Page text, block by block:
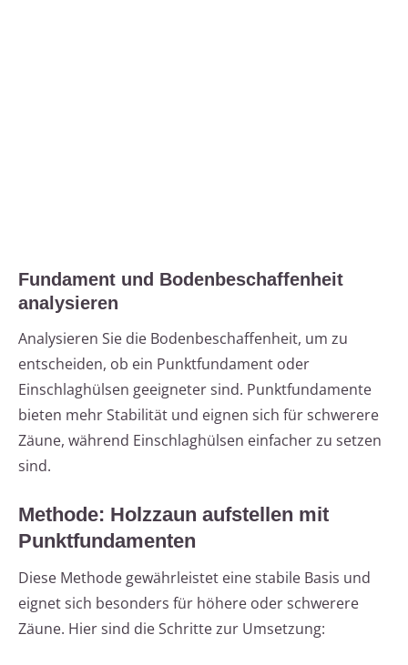
Fundament und Bodenbeschaffenheit
analysieren
Analysieren Sie die Bodenbeschaffenheit, um zu
entscheiden, ob ein Punktfundament oder
Einschlaghülsen geeigneter sind. Punktfundamente
bieten mehr Stabilität und eignen sich für schwerere
Zäune, während Einschlaghülsen einfacher zu setzen
sind.
Methode: Holzzaun aufstellen mit
Punktfundamenten
Diese Methode gewährleistet eine stabile Basis und
eignet sich besonders für höhere oder schwerere
Zäune. Hier sind die Schritte zur Umsetzung: